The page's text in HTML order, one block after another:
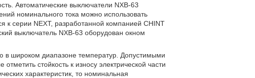
Автоматические выключатели NXB-63
номинального тока можно использовать
к серии NEXT, разработанной компанией CHINT
выключатель NXB-63 оборудован окном
в широком диапазоне температур. Допустимыми
стойкость к износу электрической части
характеристик, то номинальная